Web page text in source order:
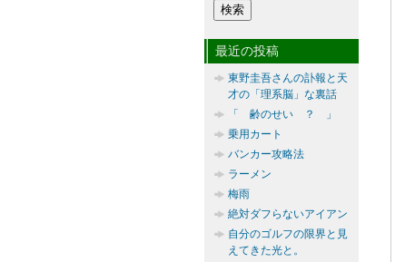
最近の投稿
東野圭吾さんの訃報と天
才の「理系脳」な裏話
「 齢のせい ？ 」
乗用カート
バンカー攻略法
ラーメン
梅雨
絶対ダフらないアイアン
自分のゴルフの限界と見
えてきた光と。